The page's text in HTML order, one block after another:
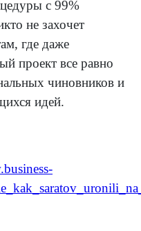
с 99%
не захочет
где даже
проект все равно
чиновников и
идей.